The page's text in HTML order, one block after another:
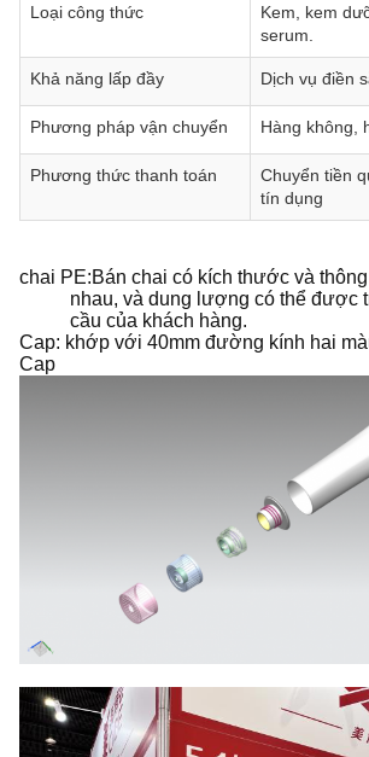
Loại công thức
Kem, kem
serum.
Khả năng lấp đầy Dịch vụ điền
Phương pháp vận chuyển Hàng không,
Phương thức thanh toán
Chuyển tiền
tín dụng
chai PE:Bán chai có kích thước và
nhau, và dung lượng có thể được
cầu của khách hàng.
Cap: khớp với 40mm đường kính hai
Cap